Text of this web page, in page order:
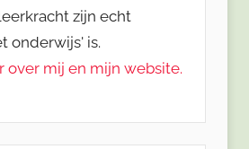
zijn echt
onderwijs' is.
over mij en mijn website.